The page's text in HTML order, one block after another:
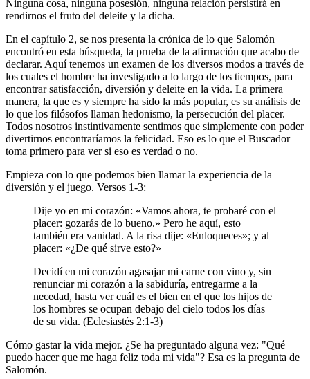
Ninguna cosa, ninguna posesión, ninguna relación persistirá en
rendirnos el fruto del deleite y la dicha.
En el capítulo 2, se nos presenta la crónica de lo que Salomón
encontró en esta búsqueda, la prueba de la afirmación que acabo de
declarar. Aquí tenemos un examen de los diversos modos a través de
los cuales el hombre ha investigado a lo largo de los tiempos, para
encontrar satisfacción, diversión y deleite en la vida. La primera
manera, la que es y siempre ha sido la más popular, es su análisis de
lo que los filósofos llaman hedonismo, la persecución del placer.
Todos nosotros instintivamente sentimos que simplemente con poder
divertirnos encontraríamos la felicidad. Eso es lo que el Buscador
toma primero para ver si eso es verdad o no.
Empieza con lo que podemos bien llamar la experiencia de la
diversión y el juego. Versos 1-3:
Dije yo en mi corazón: «Vamos ahora, te probaré con el
placer: gozarás de lo bueno.» Pero he aquí, esto
también era vanidad. A la risa dije: «Enloqueces»; y al
placer: «¿De qué sirve esto?»
Decidí en mi corazón agasajar mi carne con vino y, sin
renunciar mi corazón a la sabiduría, entregarme a la
necedad, hasta ver cuál es el bien en el que los hijos de
los hombres se ocupan debajo del cielo todos los días
de su vida. (Eclesiastés 2:1-3)
Cómo gastar la vida mejor. ¿Se ha preguntado alguna vez: "Qué
puedo hacer que me haga feliz toda mi vida"? Esa es la pregunta de
Salomón.